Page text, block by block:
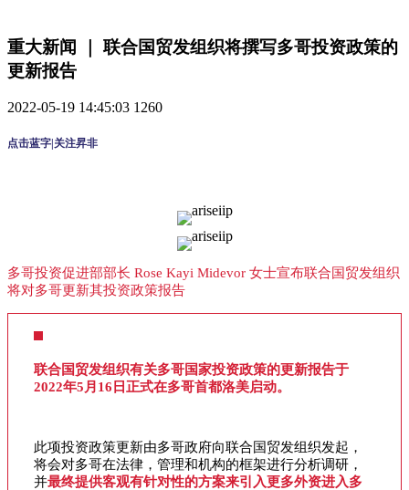
重大新闻 ｜ 联合国贸发组织将撰写多哥投资政策的
更新报告
2022-05-19 14:45:03 1260
点击蓝字|关注昇非
多哥投资促进部部长 Rose Kayi Midevor 女士宣布联合国贸发组织
将对多哥更新其投资政策报告
联合国贸发组织有关多哥国家投资政策的更新报告于
2022年5月16日正式在多哥首都洛美启动。
此项投资政策更新由多哥政府向联合国贸发组织发起，
将会对多哥在法律，管理和机构的框架进行分析调研，
并最终提供客观有针对性的方案来引入更多外资进入多